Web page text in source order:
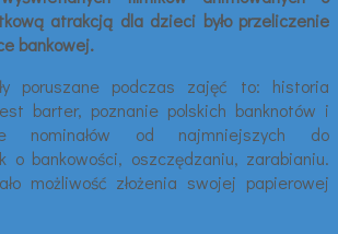
atrakcją dla dzieci było przeliczenie
bankowej.
poruszane podczas zajęć to: historia
barter, poznanie polskich banknotów i
nominałów od najmniejszych do
o bankowości, oszczędzaniu, zarabianiu.
możliwość złożenia swojej papierowej